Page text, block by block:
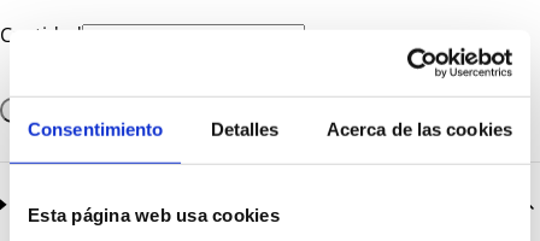
Consentimiento Detalles Acerca de las cookies
Esta página web usa cookies
Cantidad
Documentación